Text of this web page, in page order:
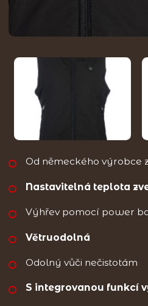
Od německého výrobce
Nastavitelná teplota
Výhřev pomocí power
Větruodolná
Odolný vůči nečistotám
S integrovanou funkcí